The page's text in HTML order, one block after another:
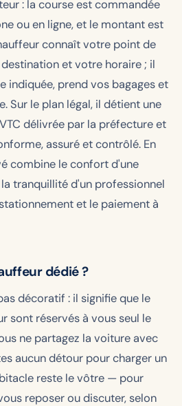
: la course est commandée
ou en ligne, et le montant est
connaît votre point de
et votre horaire ; il
indiquée, prend vos bagages et
Sur le plan légal, il détient une
délivrée par la préfecture et
assuré et contrôlé. En
combine le confort d'une
tranquillité d'un professionnel
et le paiement à
dédié ?
décoratif : il signifie que le
sont réservés à vous seul le
ne partagez la voiture avec
aucun détour pour charger un
reste le vôtre — pour
reposer ou discuter, selon